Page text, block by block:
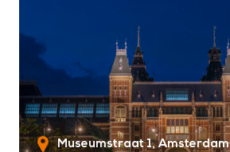
Museumstraat 1 Amsterdam